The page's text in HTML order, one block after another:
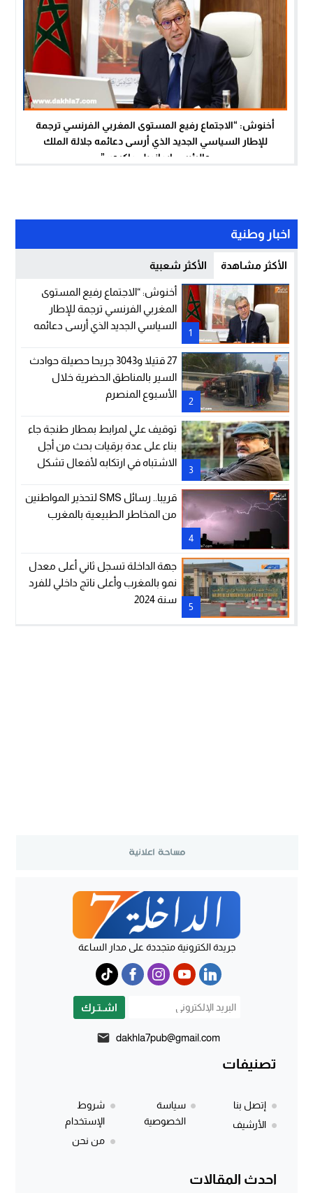
أخنوش: “الاجتماع رفيع المستوى المغربي الفرنسي ترجمة
للإطار السياسي الجديد الذي أرسى دعائمه جلالة الملك
والرئيس إيمانويل ماكرون”
اخبار وطنية
الأكثر مشاهدة الأكثر شعبية
1
أخنوش: “الاجتماع رفيع المستوى
المغربي الفرنسي ترجمة للإطار
السياسي الجديد الذي أرسى دعائمه
ماكرون”
2
27 قتيلا و3043 جريحا حصيلة حوادث
السير بالمناطق الحضرية خلال
الأسبوع المنصرم
3
توقيف علي لمرابط بمطار طنجة جاء
بناء على عدة برقيات بحث من أجل
الاشتباه في ارتكابه لأفعال تشكل
لدى المحكمة الزجرية بالدار البيضاء)
4
قريبا.. رسائل SMS لتحذير المواطنين
من المخاطر الطبيعية بالمغرب
5
جهة الداخلة تسجل ثاني أعلى معدل
نمو بالمغرب وأعلى ناتج داخلي للفرد
سنة 2024
جريدة الكترونية متجددة على مدار الساعة
اشـتـرك
dakhla7pub@gmail.com
تصنيفات
إتصل بنا
الأرشيف
سياسة
الخصوصية
شروط
الإستخدام
من نحن
احدث المقالات